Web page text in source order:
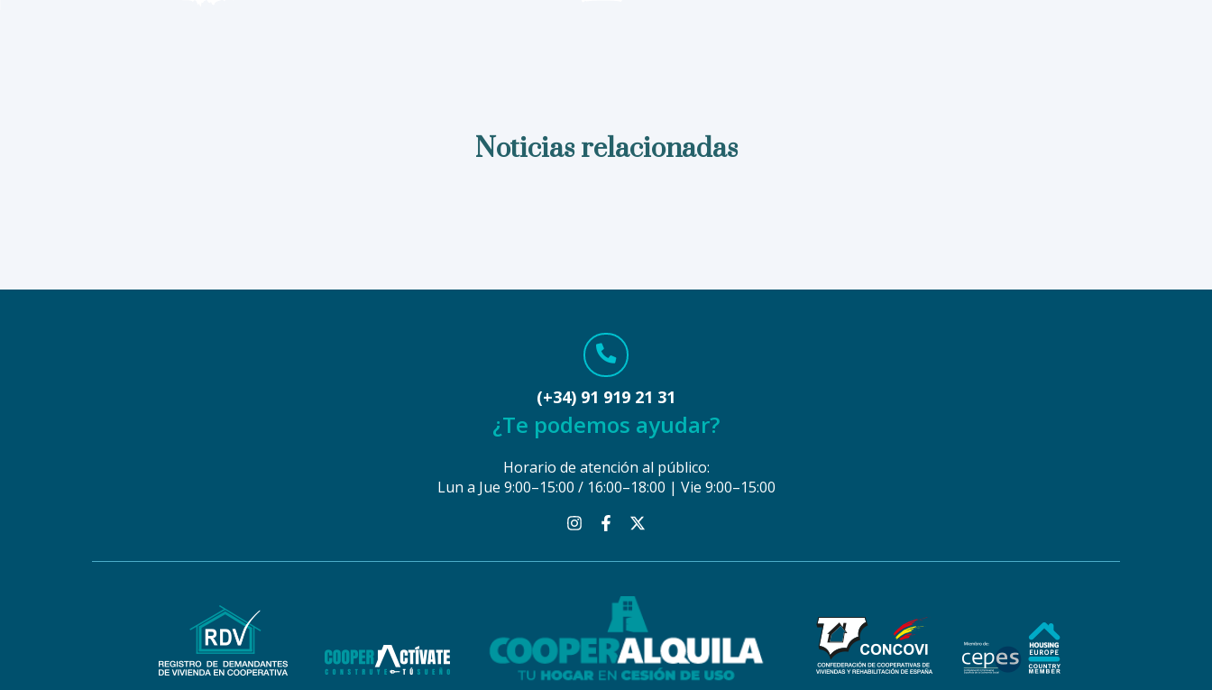
Noticias relacionadas
(+34) 91 919 21 31
¿Te podemos ayudar?
Horario de atención al público:
Lun a Jue 9:00–15:00 / 16:00–18:00 | Vie 9:00–15:00